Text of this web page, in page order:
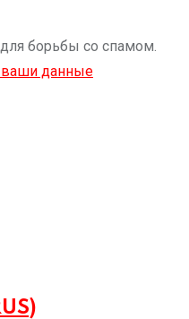
для борьбы со спамом.
ваши данные